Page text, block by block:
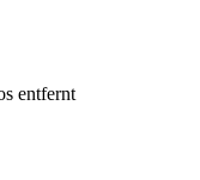
entfernt